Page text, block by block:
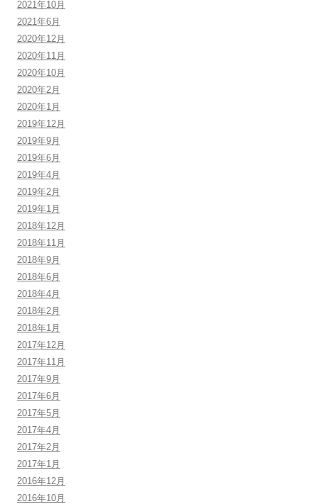
2021年10月
2021年6月
2020年12月
2020年11月
2020年10月
2020年2月
2020年1月
2019年12月
2019年9月
2019年6月
2019年4月
2019年2月
2019年1月
2018年12月
2018年11月
2018年9月
2018年6月
2018年4月
2018年2月
2018年1月
2017年12月
2017年11月
2017年9月
2017年6月
2017年5月
2017年4月
2017年2月
2017年1月
2016年12月
2016年10月